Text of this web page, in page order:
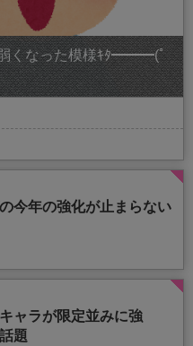
くなった模様ｷﾀ━━━(ﾟ
今年の強化が止まらない
ャラが限定並みに強
題